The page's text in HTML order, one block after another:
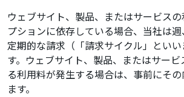
ウェブサイト、製品、またはサービス
プションに依存している場合、当社は
定期的な請求（「請求サイクル」とい
す。ウェブサイト、製品、またはサー
る利用料が発生する場合は、事前にそ
ます。